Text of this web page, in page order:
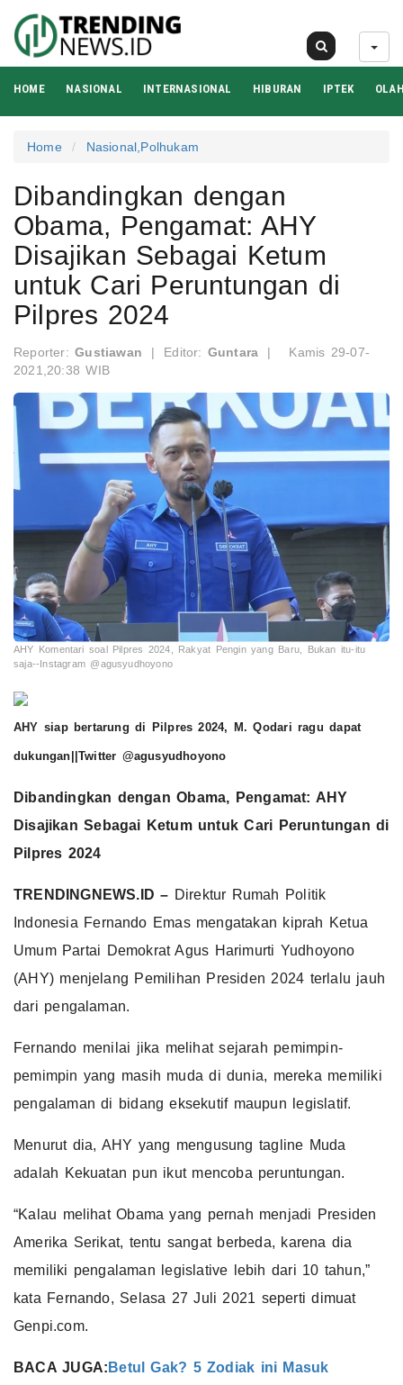
HOME NASIONAL INTERNASIONAL HIBURAN IPTEK
Home Nasional,Polhukam
Dibandingkan dengan
Obama, Pengamat: AHY
Disajikan Sebagai Ketum
untuk Cari Peruntungan di
Pilpres 2024
Reporter:Gustiawan | Editor: Guntara |
Kamis 29-07-
2021,20:38 WIB
AHY Komentari soal Pilpres 2024, Rakyat Pengin yang Baru, Bukan itu-itu
saja--Instagram @agusyudhoyono
AHY siap bertarung di Pilpres 2024, M. Qodari ragu dapat
dukungan||Twitter @agusyudhoyono
Dibandingkan dengan Obama, Pengamat: AHY
Disajikan Sebagai Ketum untuk Cari Peruntungan di
Pilpres 2024
TRENDINGNEWS.ID – Direktur Rumah Politik
Indonesia Fernando Emas mengatakan kiprah Ketua
Umum Partai Demokrat Agus Harimurti Yudhoyono
(AHY) menjelang Pemilihan Presiden 2024 terlalu jauh
dari pengalaman.
Fernando menilai jika melihat sejarah pemimpin-
pemimpin yang masih muda di dunia, mereka memiliki
pengalaman di bidang eksekutif maupun legislatif.
Menurut dia, AHY yang mengusung tagline Muda
adalah Kekuatan pun ikut mencoba peruntungan.
“Kalau melihat Obama yang pernah menjadi Presiden
Amerika Serikat, tentu sangat berbeda, karena dia
memiliki pengalaman legislative lebih dari 10 tahun,”
kata Fernando, Selasa 27 Juli 2021 seperti dimuat
Genpi.com.
BACA JUGA: Betul Gak? 5 Zodiak ini Masuk